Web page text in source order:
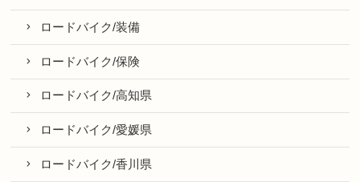
ロードバイク/装備
ロードバイク/保険
ロードバイク/高知県
ロードバイク/愛媛県
ロードバイク/香川県